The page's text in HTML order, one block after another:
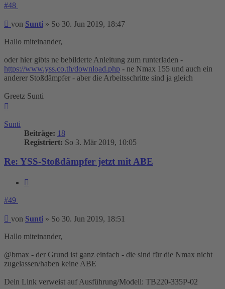
#48
Beitrag
von Sunti » So 30. Jun 2019, 18:47
Hallo miteinander,
oder hier gibts ne bebilderte Anleitung zum runterladen -
https://www.yss.co.th/download.php - ne Nmax 155 und auch ein
anderer Stoßdämpfer - aber die Arbeitsschritte sind ja gleich
Greetz Sunti
Sunti
Beiträge: 18
Registriert: So 3. Mär 2019, 10:05
Re: YSS-Stoßdämpfer jetzt mit ABE
#49
Beitrag
von Sunti » So 30. Jun 2019, 18:51
Hallo miteinander,
@bmax - der Grund ist ganz einfach - die sind für die Nmax nicht
zugelassen/haben keine ABE
Dein Link verweist auf Ausführung/Modell: TB220-335P-02